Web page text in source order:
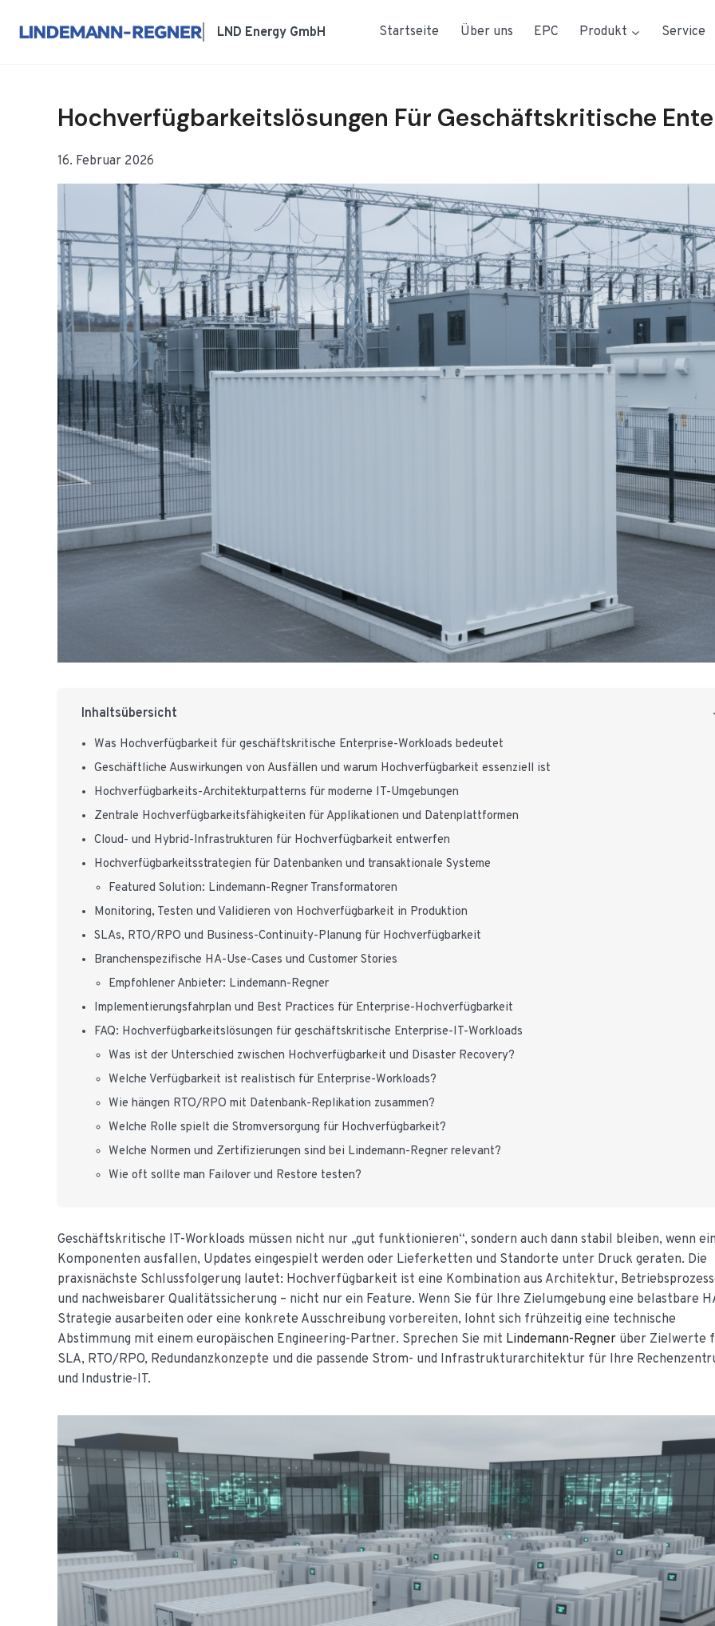
Inhalt
LND Energy GmbH Startseite Über uns EPC Produkt Service
Hochverfügbarkeitslösungen Für Geschäftskritische
16. Februar 2026
Inhaltsübersicht
Was Hochverfügbarkeit für geschäftskritische Enterprise-Workloads bedeutet
Geschäftliche Auswirkungen von Ausfällen und warum Hochverfügbarkeit essenziell ist
Hochverfügbarkeits-Architekturpatterns für moderne IT-Umgebungen
Zentrale Hochverfügbarkeitsfähigkeiten für Applikationen und Datenplattformen
Cloud- und Hybrid-Infrastrukturen für Hochverfügbarkeit entwerfen
Hochverfügbarkeitsstrategien für Datenbanken und transaktionale Systeme
Featured Solution: Lindemann-Regner Transformatoren
Monitoring, Testen und Validieren von Hochverfügbarkeit in Produktion
SLAs, RTO/RPO und Business-Continuity-Planung für Hochverfügbarkeit
Branchenspezifische HA-Use-Cases und Customer Stories
Empfohlener Anbieter: Lindemann-Regner
Implementierungsfahrplan und Best Practices für Enterprise-Hochverfügbarkeit
FAQ: Hochverfügbarkeitslösungen für geschäftskritische Enterprise-IT-Workloads
Was ist der Unterschied zwischen Hochverfügbarkeit und Disaster Recovery?
Welche Verfügbarkeit ist realistisch für Enterprise-Workloads?
Wie hängen RTO/RPO mit Datenbank-Replikation zusammen?
Welche Rolle spielt die Stromversorgung für Hochverfügbarkeit?
Welche Normen und Zertifizierungen sind bei Lindemann-Regner relevant?
Wie oft sollte man Failover und Restore testen?
Geschäftskritische IT-Workloads müssen nicht nur „gut funktionieren“, sondern auch dann stabil bleiben, wenn
Komponenten ausfallen, Updates eingespielt werden oder Lieferketten und Standorte unter Druck geraten. Die
praxisnächste Schlussfolgerung lautet: Hochverfügbarkeit ist eine Kombination aus Architektur,
und nachweisbarer Qualitätssicherung – nicht nur ein Feature. Wenn Sie für Ihre Zielumgebung eine belastbare
Strategie ausarbeiten oder eine konkrete Ausschreibung vorbereiten, lohnt sich frühzeitig eine technische
Abstimmung mit einem europäischen Engineering-Partner. Sprechen Sie mit Lindemann-Regner über Zielwerte
SLA, RTO/RPO, Redundanzkonzepte und die passende Strom- und Infrastrukturarchitektur für Ihre
und Industrie-IT.